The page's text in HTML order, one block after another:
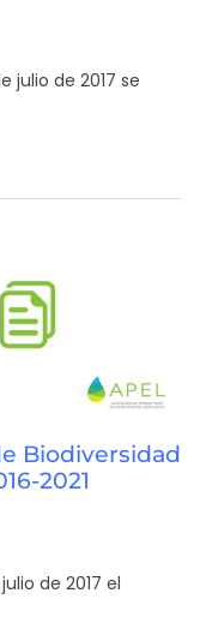
julio de 2017 se
Biodiversidad
2021
de 2017 el